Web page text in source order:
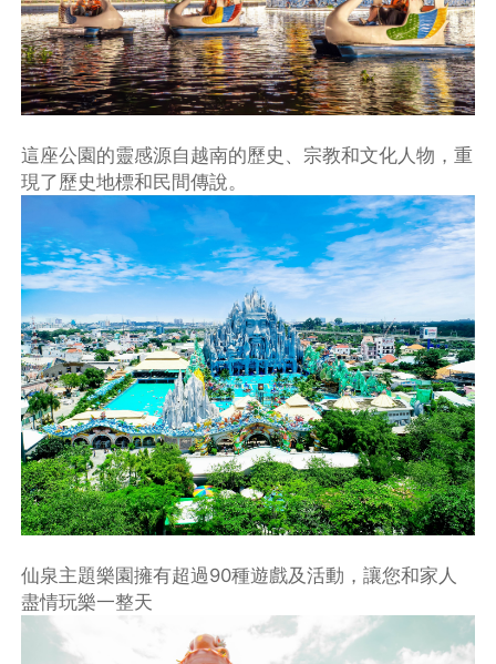
這座公園的靈感源自越南的歷史、宗教和文化人物，重
現了歷史地標和民間傳說。
仙泉主題樂園擁有超過90種遊戲及活動，讓您和家人
盡情玩樂一整天